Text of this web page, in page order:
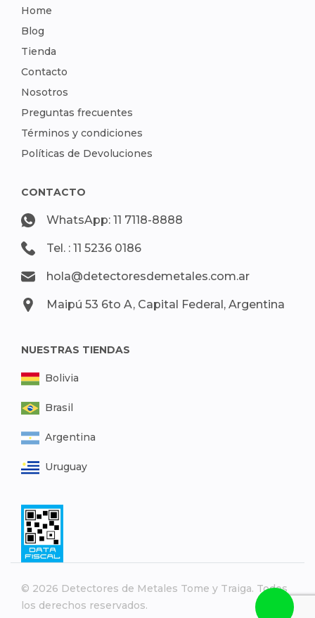
Home
Blog
Tienda
Contacto
Nosotros
Preguntas frecuentes
Términos y condiciones
Políticas de Devoluciones
CONTACTO
WhatsApp: 11 7118-8888
Tel. : 11 5236 0186
hola@detectoresdemetales.com.ar
Maipú 53 6to A, Capital Federal, Argentina
NUESTRAS TIENDAS
Bolivia
Brasil
Argentina
Uruguay
© 2026 Detectores de Metales Tome y Traiga. Todos
los derechos reservados.